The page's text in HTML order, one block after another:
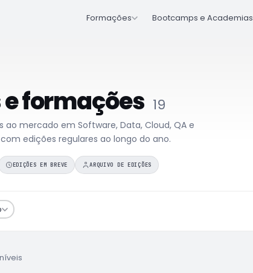
Formações Bootcamps e Academias
formações 19
ao mercado em Software, Data, Cloud, QA e
edições regulares ao longo do ano.
EDIÇÕES EM BREVE ARQUIVO DE EDIÇÕES